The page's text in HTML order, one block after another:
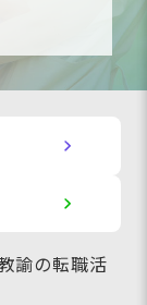
諭の転職活